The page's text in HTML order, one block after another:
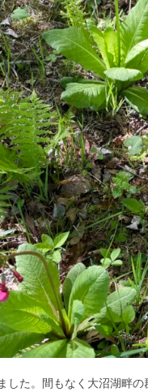
した。間もなく大沼湖畔の